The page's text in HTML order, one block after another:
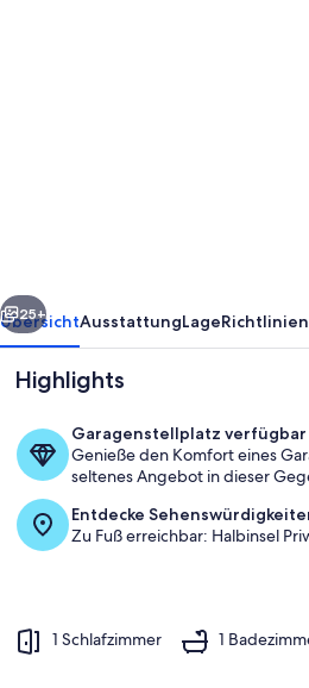
im
Herzen
von
Travemünde
Weiter
25+
ÜbersichtAusstattungLageRichtlinien
Highlights
Garagenstellplatz verfügbar
Genieße den Komfort eines
seltenes Angebot in dieser
Entdecke
Zu Fuß erreichbar: Halbinsel
1 Schlafzimmer 1